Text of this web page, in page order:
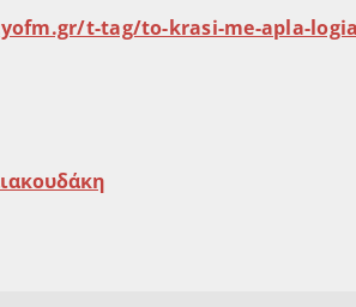
t-tag/to-krasi-me-apla-